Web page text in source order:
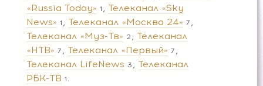
«Russia Today» 1
Телеканал «Sky
News» 1 Телеканал «Москва 24» 7
Телеканал «Муз-Тв» 2
Телеканал
«НТВ» 7 Телеканал «Первый» 7
Телеканал LifeNews 3
Телеканал
РБК-ТВ 1